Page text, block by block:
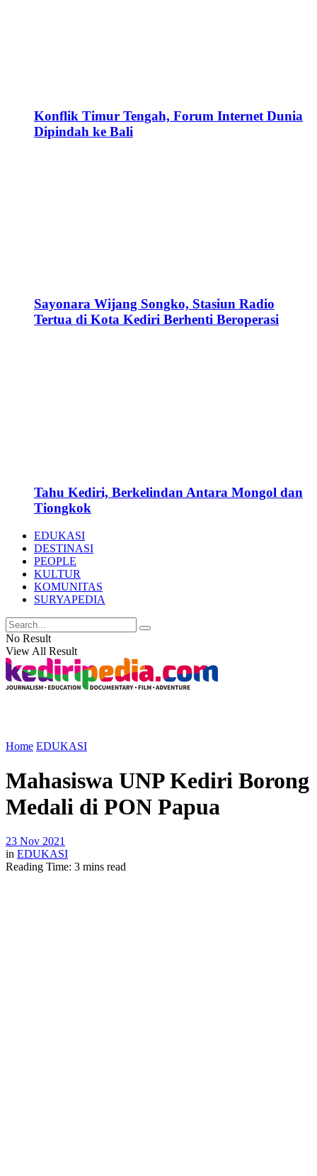
Konflik Timur Tengah, Forum Internet Dunia
Dipindah ke Bali
Sayonara Wijang Songko, Stasiun Radio
Tertua di Kota Kediri Berhenti Beroperasi
Tahu Kediri, Berkelindan Antara Mongol dan
Tiongkok
EDUKASI
DESTINASI
PEOPLE
KULTUR
KOMUNITAS
SURYAPEDIA
No Result
View All Result
Home EDUKASI
Mahasiswa UNP Kediri Borong
Medali di PON Papua
23 Nov 2021
in EDUKASI
Reading Time: 3 mins read